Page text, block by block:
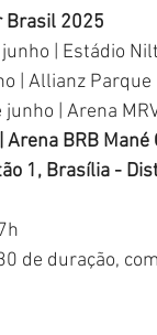
Brasil 2025
| Estádio
| Allianz Parque
| Arena
BRB Mané
1, Brasília -
de duração,